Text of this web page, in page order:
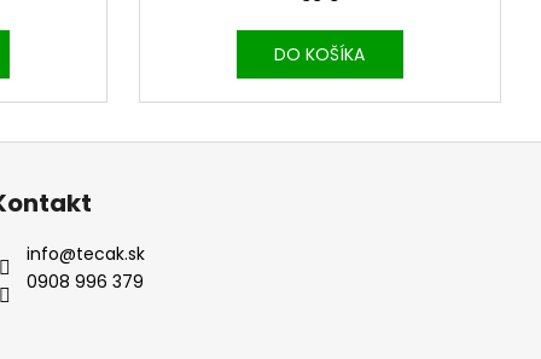
DO KOŠÍKA
info@tecak.sk
0908 996 379